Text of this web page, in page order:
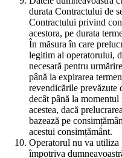
durata Contractului de
Contractului privind
acestora, pe durata
În măsura în care
legitim al operatorului,
necesară pentru
până la expirarea
revendicările prevăzute
decât până la
acestea, dacă
bazează pe
acestui consimțământ.
Operatorul nu va utiliza
împotriva